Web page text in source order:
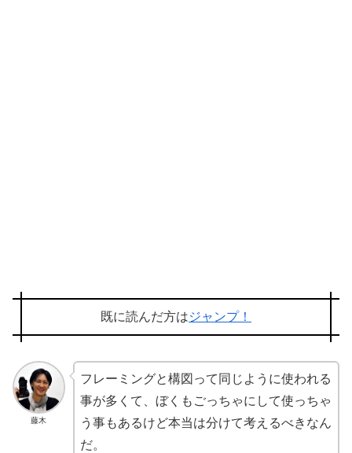
既に読んだ方はジャンプ！
藤木
フレーミングと構図って同じように使われる
事が多くて、ぼくもごっちゃにして使っちゃ
う事もあるけど本当は分けて考えるべきなん
だ。